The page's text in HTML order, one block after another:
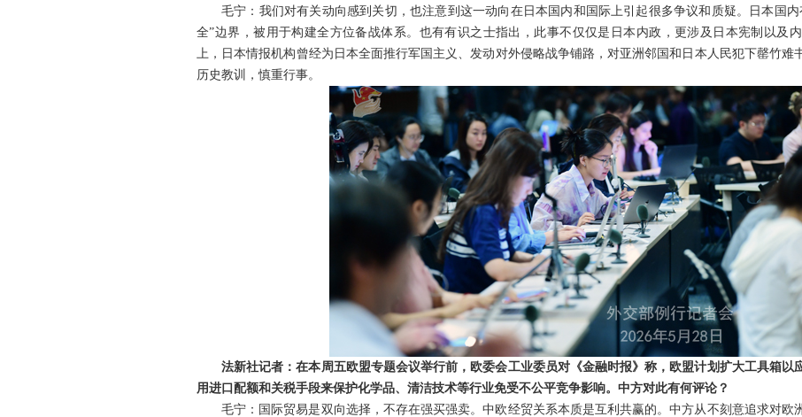
毛宁：我们对有关动向感到关切，也注意到这一动向在日本国内和国际上引起很多争议和质疑。日本国
全”边界，被用于构建全方位备战体系。也有有识之士指出，此事不仅仅是日本内政，更涉及日本宪制以及
上，日本情报机构曾经为日本全面推行军国主义、发动对外侵略战争铺路，对亚洲邻国和日本人民犯下罄竹难
历史教训，慎重行事。
法新社记者：在本周五欧盟专题会议举行前，欧委会工业委员对《金融时报》称，欧盟计划扩大工具箱以
用进口配额和关税手段来保护化学品、清洁技术等行业免受不公平竞争影响。中方对此有何评论？
毛宁：国际贸易是双向选择，不存在强买强卖。中欧经贸关系本质是互利共赢的。中方从不刻意追求对欧